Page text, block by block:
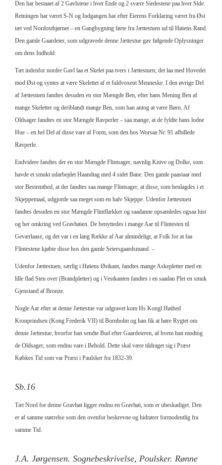
Den har bestaaet af 2 Gavlstene i hver Ende og 2 svære Siedestene paa hver Side.
Retningen har været S-N og Indgangen har efter Eierens Forklaring været fra Øst
tæt ved Nordosthjørnet – en Gangbygning førte fra Jættestuen ud til Høiens Rand.
Den gamle Gaardeier, som udgravede denne Jættestue gav følgende Oplysninger
om dens Indhold:
Tæt indenfor nordre Gavl laa et Skelet paa tvers i Jættestuen; det laa med Hovedet
mod Øst og syntes at være Skelettet af et fuldvoxent Menneske. I den øvrige Del
af Jættestuen fandtes desuden en stor Mængde Ben, efter hans Mening Ben af
mange Skeletter og deriblandt mange Ben, som han antog at være Børn. Af
Oldsager fandtes en stor Mængde Ravperler – saa mange, at de fyldte hans lodne
Hue – en hel Del af disse vare af Form, som den hos Worsaa Nr. 91 afbillede
Ravperle.
Endvidere fandtes der en stor Mængde Flintsager, navnlig Knive og Dolke, som
havde et smukt udarbejdet Haandtag med 4 sidet Bane. Den gamle paastaar med
stor Bestemthed, at der fandtes saa mange Flintsager, at disse, som henlagdes i et
Skjeppemaal, udgjorde saa meget som en halv Skjeppe. Udenfor Jættestuen
fandtes desuden en stor Mængde Flintflækker og saadanne opsamledes ogsaa hist
og her omkring ved Gravhøien. De benyttedes i mange Aar til Flintesten til
Geværlaase, og det var i en lang Række af Aar almindeligt, at Folk for at faa
Flintestene kjøbte disse hos den gamle Seiersgaardsmand. –
Udenfor Jættestuen, særlig i Høiens Østkant, fandtes mange Askepletter med en
lille flad Sten over (Brandpletter) og i Vestkanten fandtes i en saadan Plet en smuk
Gjenstand af Bronze.
Nogle Aar efter at denne Jættestue var udgravet kom Hs Kongl Høihed
Kronprindsen (Kong Frederik VII) til Bornholm og han fik at høre Rygtet om
denne Jættestue, hvorfor han sendte Bud efter Gaardeieren, af hvem han modtog
de Oldsager, som endnu vare i Behold. Dette skal være tildraget sig i Præst
Købkes Tid som var Præst i Paulsker fra 1832-39.
Sb.16
Tæt Nord for denne Gravhøi ligger endnu en Gravhøi, som er ubeskadiget. Den
er af samme størrelse som den ovenfor beskrevne og hidrører formodentlig fra
samme Tid.
J.A. Jørgensen. Sognebeskrivelse, Poulsker. Rønne